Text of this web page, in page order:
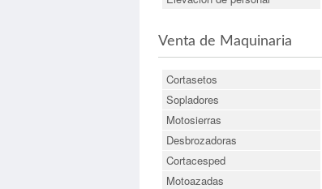
Venta de Maquinaria
Cortasetos
Sopladores
Motosierras
Desbrozadoras
Cortacesped
Motoazadas